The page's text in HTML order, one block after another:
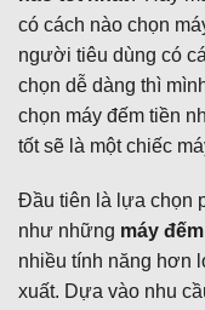
có cách nào chọn
người tiêu dùng có
chọn dễ dàng thì
chọn máy đếm tiền
tốt sẽ là một chiếc
Đầu tiên là lựa chọn
như những máy
nhiều tính năng hơn
xuất. Dựa vào nhu